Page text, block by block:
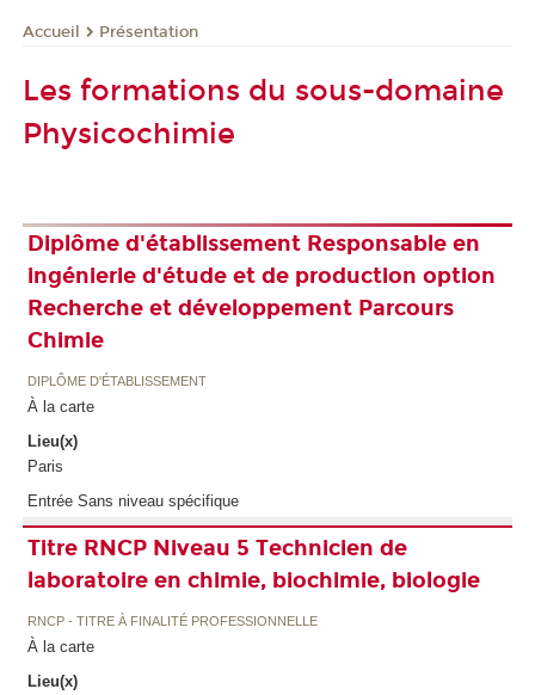
Accueil Présentation
Les formations du sous-domaine
Physicochimie
Diplôme d'établissement Responsable en
ingénierie d'étude et de production option
Recherche et développement Parcours
Chimie
DIPLÔME D'ÉTABLISSEMENT
À la carte
Lieu(x)
Paris
Entrée Sans niveau spécifique
Titre RNCP Niveau 5 Technicien de
laboratoire en chimie, biochimie, biologie
RNCP - TITRE À FINALITÉ PROFESSIONNELLE
À la carte
Lieu(x)